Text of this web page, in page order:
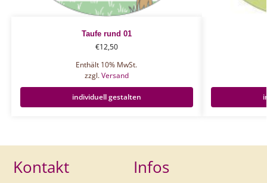
Taufe rund 01
€12,50
Enthält 10% MwSt.
zzgl.Versand
individuell gestalten
Kontakt Infos